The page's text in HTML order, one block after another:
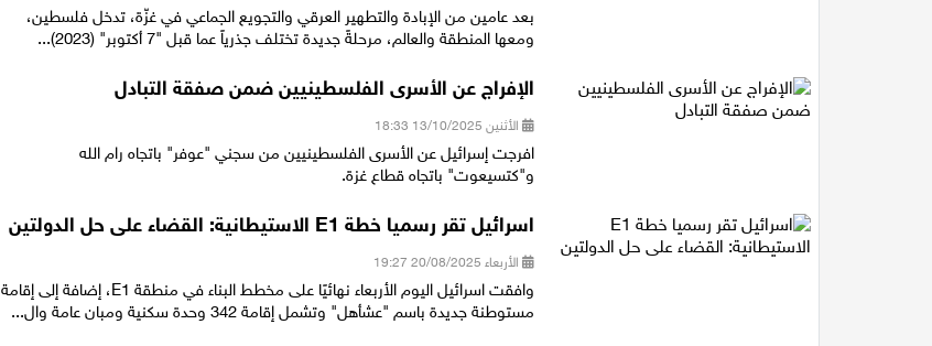
بعد عامين من الإبادة والتطهير العرقي والتجويع الجماعي في غزّة، تدخل فلسطين،
ومعها المنطقة والعالم، مرحلةً جديدة تختلف جذرياً عما قبل "7 أكتوبر" (2023)...
الإفراج عن الأسرى الفلسطينيين ضمن صفقة التبادل
الأثنين 13/10/2025 18:33
افرجت إسرائيل عن الأسرى الفلسطينيين من سجني "عوفر" باتجاه رام الله
و"كتسيعوت" باتجاه قطاع غزة.
اسرائيل تقر رسميا خطة E1 الاستيطانية: القضاء على حل الدولتين
الأربعاء 20/08/2025 19:27
وافقت اسرائيل اليوم الأربعاء نهائيًا على مخطط البناء في منطقة E1، إضافة إلى إقامة
مستوطنة جديدة باسم "عشأهل" وتشمل إقامة 342 وحدة سكنية ومبان عامة وال...